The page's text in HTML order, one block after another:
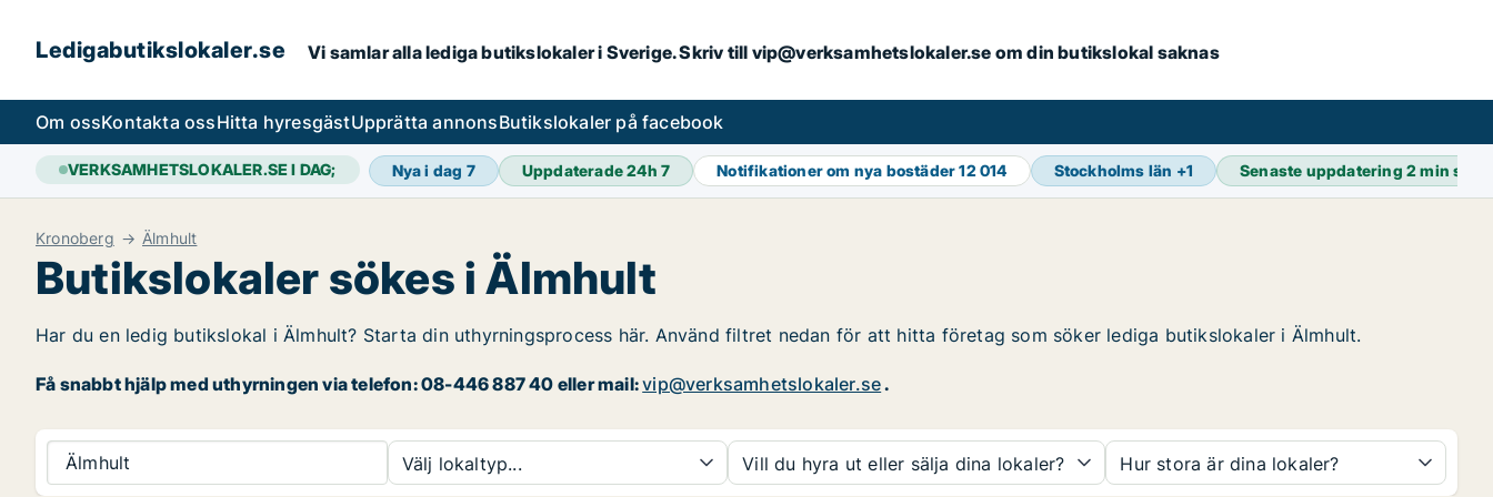
Ledigabutikslokaler.se Vi samlar alla lediga butikslokaler i Sverige. Skriv till vip@verksamhetslokaler.se om din butikslokal saknas
Om ossKontakta ossHitta hyresgästUpprätta annonsButikslokaler på facebook
VERKSAMHETSLOKALER.SE I DAG; Nya i dag 7 Uppdaterade 24h7 Notifikationer om nya bostäder12 014 Stockholms län +1 Senaste uppdatering2 min
Kronoberg Älmhult
Butikslokaler sökes i Älmhult
Har du en ledig butikslokal i Älmhult? Starta din uthyrningsprocess här. Använd filtret nedan för att hitta företag som söker lediga butikslokaler i Älmhult.
Få snabbt hjälp med uthyrningen via telefon: 08-446 887 40 eller mail:vip@verksamhetslokaler.se.
Älmhult Välj lokaltyp... Vill du hyra ut eller sälja dina lokaler? Hur stora är dina lokaler?